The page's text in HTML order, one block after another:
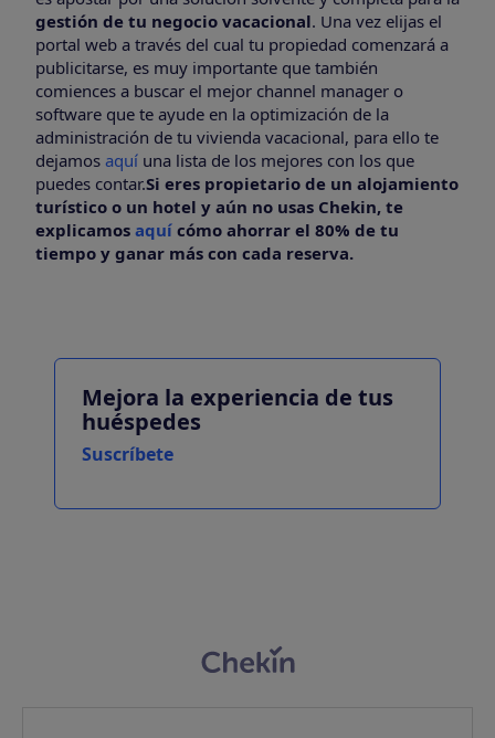
gestión de tu negocio vacacional. Una vez elijas el
portal web a través del cual tu propiedad comenzará a
publicitarse, es muy importante que también
comiences a buscar el mejor channel manager o
software que te ayude en la optimización de la
administración de tu vivienda vacacional, para ello te
dejamos aquí una lista de los mejores con los que
puedes contar.Si eres propietario de un alojamiento
turístico o un hotel y aún no usas Chekin, te
explicamos aquí cómo ahorrar el 80% de tu
tiempo y ganar más con cada reserva.
Mejora la experiencia de tus
huéspedes
Suscríbete